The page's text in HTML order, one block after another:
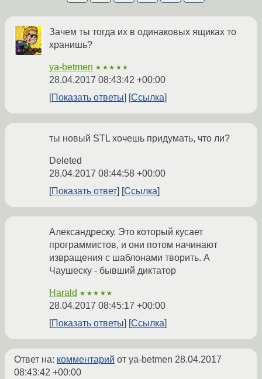
Зачем ты тогда их в одинаковых ящиках то
хранишь?
ya-betmen ★★★★★
28.04.2017 08:43:42 +00:00
Показать ответы
Ссылка
ты новый STL хочешь придумать, что ли?
Deleted
28.04.2017 08:44:58 +00:00
Показать ответ
Ссылка
Александреску. Это который кусает
программистов, и они потом начинают
извращения с шаблонами творить. А
Чаушеску - бывший диктатор
Harald ★★★★★
28.04.2017 08:45:17 +00:00
Показать ответы
Ссылка
Ответ на: комментарий от ya-betmen 28.04.2017
08:43:42 +00:00